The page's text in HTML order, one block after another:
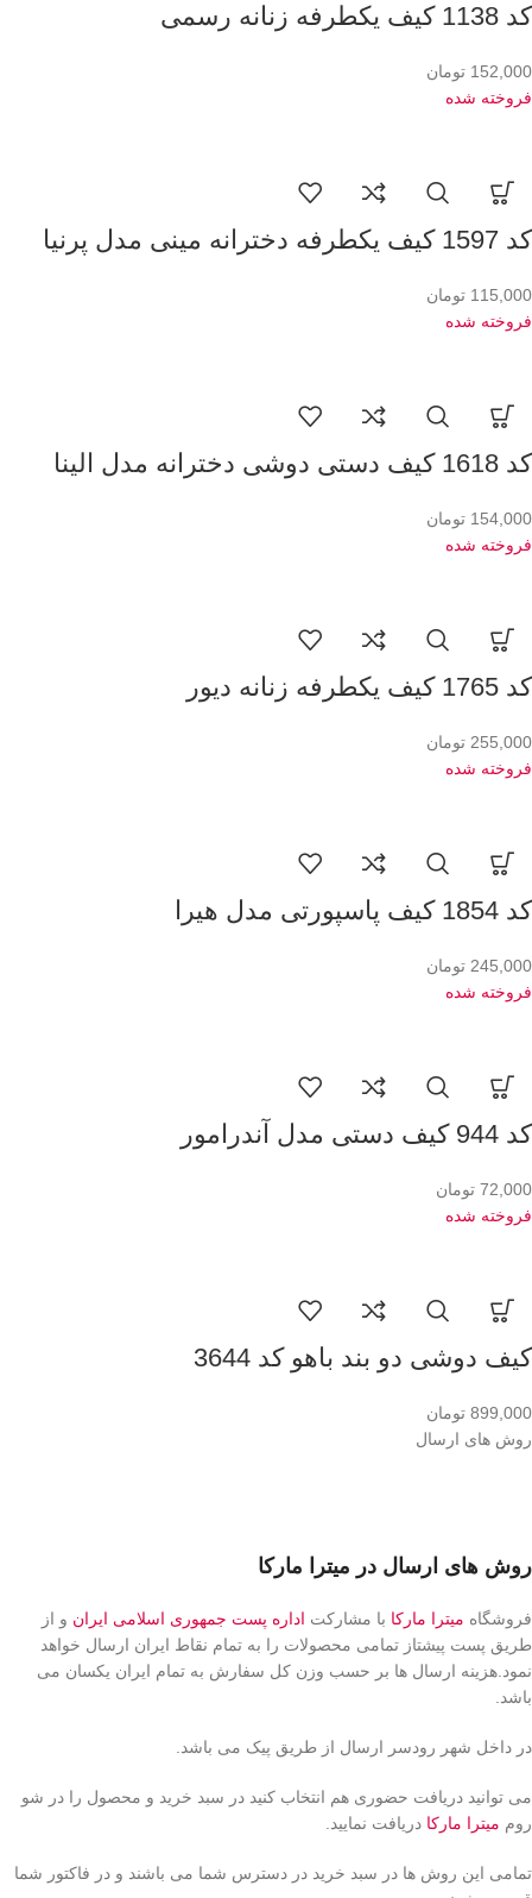
کد 1138 کیف یکطرفه زنانه رسمی
152,000 تومان
فروخته شده
کد 1597 کیف یکطرفه دخترانه مینی مدل پرنیا
115,000 تومان
فروخته شده
کد 1618 کیف دستی دوشی دخترانه مدل الینا
154,000 تومان
فروخته شده
کد 1765 کیف یکطرفه زنانه دیور
255,000 تومان
فروخته شده
کد 1854 کیف پاسپورتی مدل هیرا
245,000 تومان
فروخته شده
کد 944 کیف دستی مدل آندرامور
72,000 تومان
فروخته شده
کیف دوشی دو بند باهو کد 3644
899,000 تومان
روش های ارسال
روش های ارسال در میترا مارکا
فروشگاه میترا مارکا با مشارکت اداره پست جمهوری اسلامی ایران و از
طریق پست پیشتاز تمامی محصولات را به تمام نقاط ایران ارسال خواهد
نمود.هزینه ارسال ها بر حسب وزن کل سفارش به تمام ایران یکسان می
باشد.
در داخل شهر رودسر ارسال از طریق پیک می باشد.
می توانید دریافت حضوری هم انتخاب کنید در سبد خرید و محصول را در شو
روم میترا مارکا دریافت نمایید.
تمامی این روش ها در سبد خرید در دسترس شما می باشند و در فاکتور شما